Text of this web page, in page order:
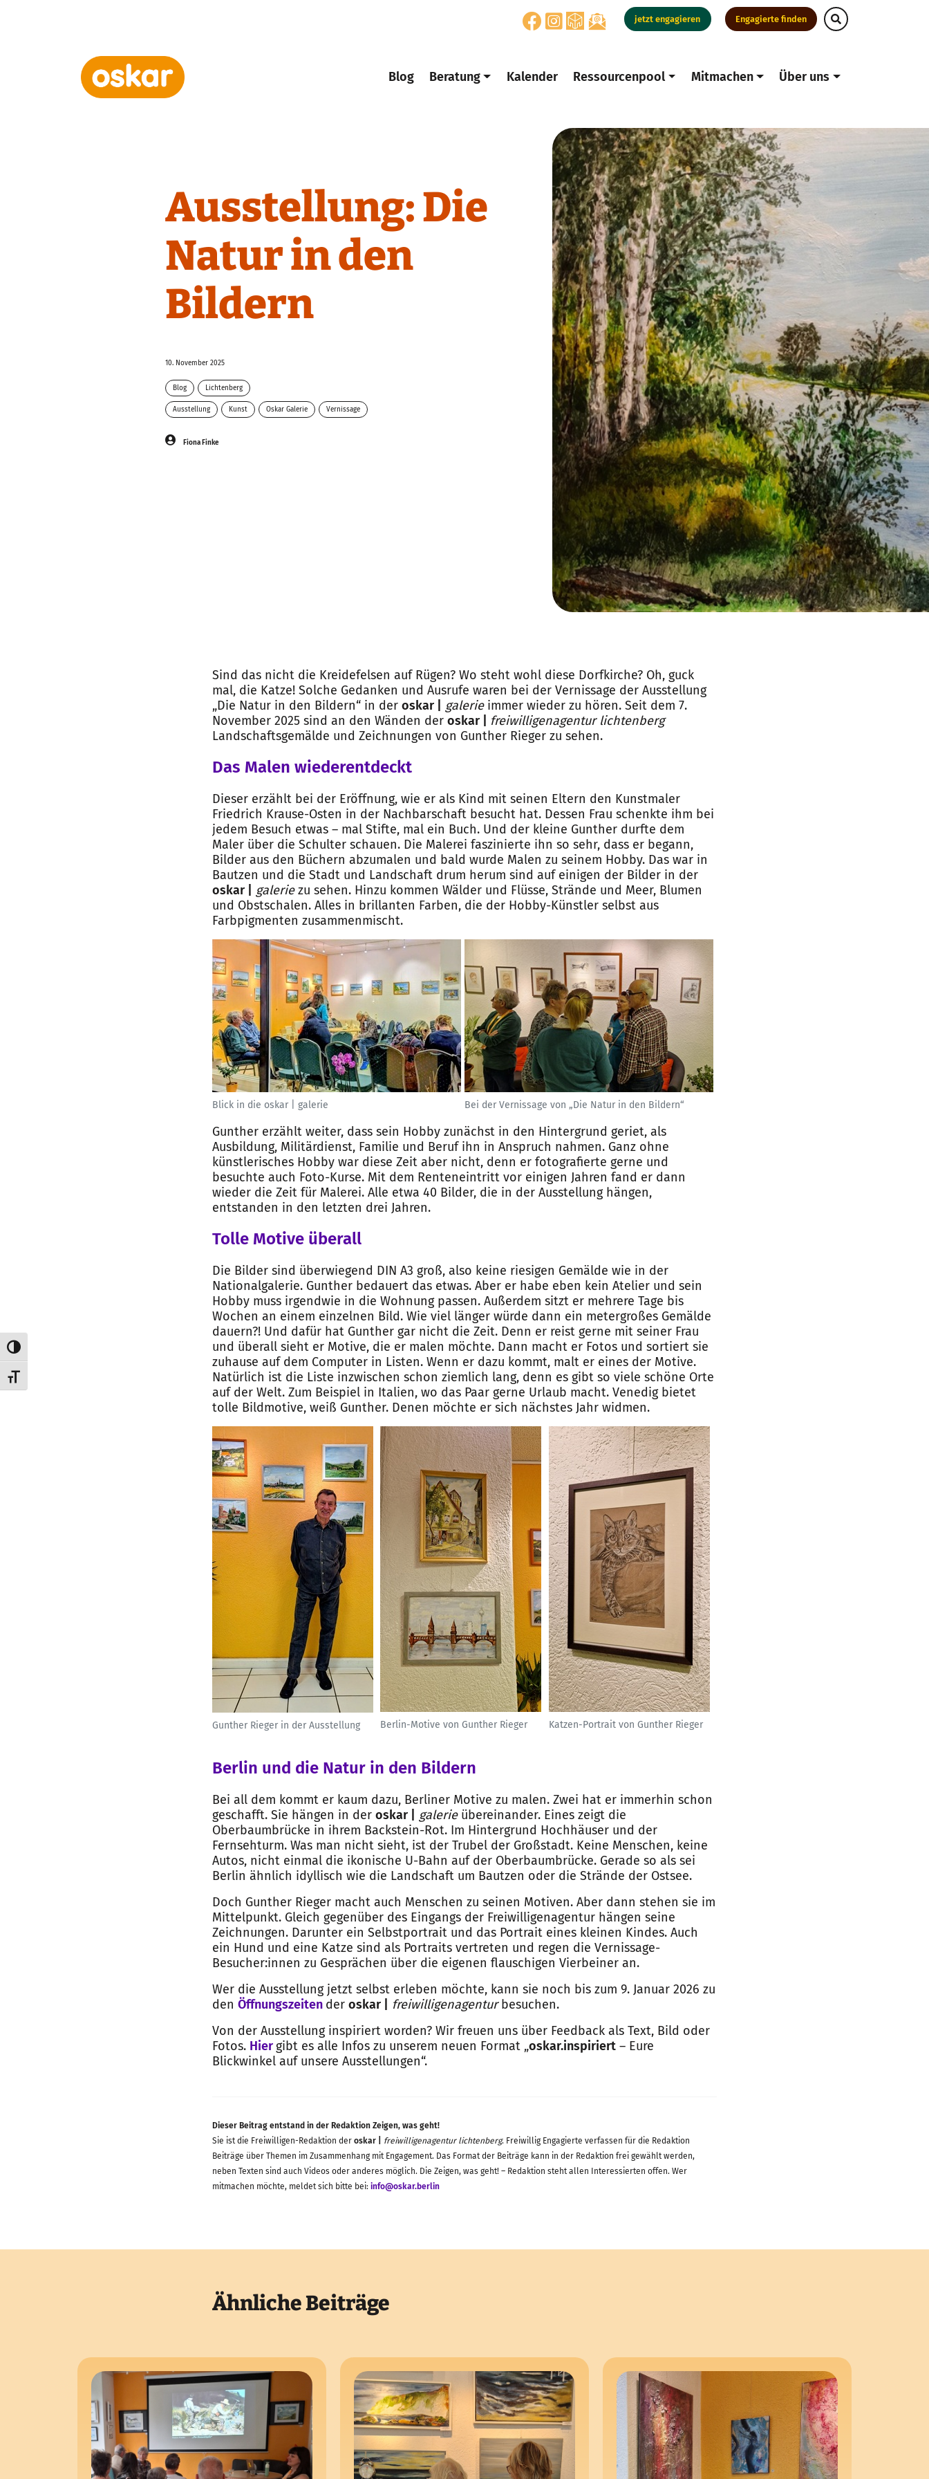
Umschalten auf hohe Kontraste
Schrift vergrößern
jetzt engagieren Engagierte finden
Hauptnavigation Blog Beratung Kalender Ressourcenpool Mitmachen Über uns
Ausstellung: Die
Natur in den
Bildern
10. November 2025
Blog Lichtenberg
Ausstellung Kunst Oskar Galerie Vernissage
Fiona Finke
Sind das nicht die Kreidefelsen auf Rügen? Wo steht wohl diese Dorfkirche? Oh, guck
mal, die Katze! Solche Gedanken und Ausrufe waren bei der Vernissage der Ausstellung
„Die Natur in den Bildern“ in der oskar | galerieimmer wieder zu hören. Seit dem 7.
November 2025 sind an den Wänden der oskar | freiwilligenagentur lichtenberg
Landschaftsgemälde und Zeichnungen von Gunther Rieger zu sehen.
Das Malen wiederentdeckt
Dieser erzählt bei der Eröffnung, wie er als Kind mit seinen Eltern den Kunstmaler
Friedrich Krause-Osten in der Nachbarschaft besucht hat. Dessen Frau schenkte ihm bei
jedem Besuch etwas – mal Stifte, mal ein Buch. Und der kleine Gunther durfte dem
Maler über die Schulter schauen. Die Malerei faszinierte ihn so sehr, dass er begann,
Bilder aus den Büchern abzumalen und bald wurde Malen zu seinem Hobby. Das war in
Bautzen und die Stadt und Landschaft drum herum sind auf einigen der Bilder in der
oskar |
galeriezu sehen. Hinzu kommen Wälder und Flüsse, Strände und Meer, Blumen
und Obstschalen. Alles in brillanten Farben, die der Hobby-Künstler selbst aus
Farbpigmenten zusammenmischt.
Blick in die oskar | galerie Bei der Vernissage von „Die Natur in den Bildern“
Gunther erzählt weiter, dass sein Hobby zunächst in den Hintergrund geriet, als
Ausbildung, Militärdienst, Familie und Beruf ihn in Anspruch nahmen. Ganz ohne
künstlerisches Hobby war diese Zeit aber nicht, denn er fotografierte gerne und
besuchte auch Foto-Kurse. Mit dem Renteneintritt vor einigen Jahren fand er dann
wieder die Zeit für Malerei. Alle etwa 40 Bilder, die in der Ausstellung hängen,
entstanden in den letzten drei Jahren.
Tolle Motive überall
Die Bilder sind überwiegend DIN A3 groß, also keine riesigen Gemälde wie in der
Nationalgalerie. Gunther bedauert das etwas. Aber er habe eben kein Atelier und sein
Hobby muss irgendwie in die Wohnung passen. Außerdem sitzt er mehrere Tage bis
Wochen an einem einzelnen Bild. Wie viel länger würde dann ein metergroßes Gemälde
dauern?! Und dafür hat Gunther gar nicht die Zeit. Denn er reist gerne mit seiner Frau
und überall sieht er Motive, die er malen möchte. Dann macht er Fotos und sortiert sie
zuhause auf dem Computer in Listen. Wenn er dazu kommt, malt er eines der Motive.
Natürlich ist die Liste inzwischen schon ziemlich lang, denn es gibt so viele schöne Orte
auf der Welt. Zum Beispiel in Italien, wo das Paar gerne Urlaub macht. Venedig bietet
tolle Bildmotive, weiß Gunther. Denen möchte er sich nächstes Jahr widmen.
Gunther Rieger in der Ausstellung Berlin-Motive von Gunther Rieger Katzen-Portrait von Gunther Rieger
Berlin und die Natur in den Bildern
Bei all dem kommt er kaum dazu, Berliner Motive zu malen. Zwei hat er immerhin schon
geschafft. Sie hängen in der oskar | galerie übereinander. Eines zeigt die
Oberbaumbrücke in ihrem Backstein-Rot. Im Hintergrund Hochhäuser und der
Fernsehturm. Was man nicht sieht, ist der Trubel der Großstadt. Keine Menschen, keine
Autos, nicht einmal die ikonische U-Bahn auf der Oberbaumbrücke. Gerade so als sei
Berlin ähnlich idyllisch wie die Landschaft um Bautzen oder die Strände der Ostsee.
Doch Gunther Rieger macht auch Menschen zu seinen Motiven. Aber dann stehen sie im
Mittelpunkt. Gleich gegenüber des Eingangs der Freiwilligenagentur hängen seine
Zeichnungen. Darunter ein Selbstportrait und das Portrait eines kleinen Kindes. Auch
ein Hund und eine Katze sind als Portraits vertreten und regen die Vernissage-
Besucher:innen zu Gesprächen über die eigenen flauschigen Vierbeiner an.
Wer die Ausstellung jetzt selbst erleben möchte, kann sie noch bis zum 9. Januar 2026 zu
den Öffnungszeiten der oskar | freiwilligenagentur besuchen.
Von der Ausstellung inspiriert worden? Wir freuen uns über Feedback als Text, Bild oder
Fotos. Hier gibt es alle Infos zu unserem neuen Format „oskar.inspiriert – Eure
Blickwinkel auf unsere Ausstellungen“.
Dieser Beitrag entstand in der Redaktion Zeigen, was geht!
Sie ist die Freiwilligen-Redaktion der oskar | freiwilligenagentur lichtenberg. Freiwillig Engagierte verfassen für die Redaktion
Beiträge über Themen im Zusammenhang mit Engagement. Das Format der Beiträge kann in der Redaktion frei gewählt werden,
neben Texten sind auch Videos oder anderes möglich. Die Zeigen, was geht! – Redaktion steht allen Interessierten offen. Wer
mitmachen möchte, meldet sich bitte bei: info@oskar.berlin
Ähnliche Beiträge